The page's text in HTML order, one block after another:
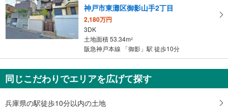
神戸市東灘区御影山手2丁目
2,180万円
3DK
土地面積 53.34m2
阪急神戸本線 「御影」駅 徒歩10分
同じこだわりでエリアを広げて探す
兵庫県の駅徒歩10分以内の土地